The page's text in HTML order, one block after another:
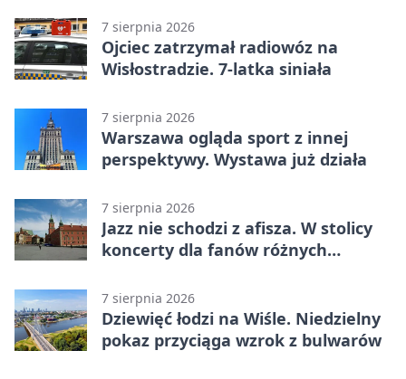
7 sierpnia 2026
Ojciec zatrzymał radiowóz na
Wisłostradzie. 7-latka siniała
7 sierpnia 2026
Warszawa ogląda sport z innej
perspektywy. Wystawa już działa
7 sierpnia 2026
Jazz nie schodzi z afisza. W stolicy
koncerty dla fanów różnych
7 sierpnia 2026
Dziewięć łodzi na Wiśle. Niedzielny
pokaz przyciąga wzrok z bulwarów